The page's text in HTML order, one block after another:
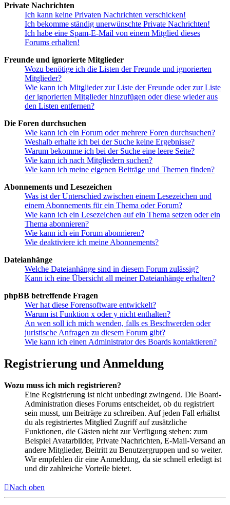
Private Nachrichten
Ich kann keine Privaten Nachrichten verschicken!
Ich bekomme ständig unerwünschte Private Nachrichten!
Ich habe eine Spam-E-Mail von einem Mitglied dieses
Forums erhalten!
Freunde und ignorierte Mitglieder
Wozu benötige ich die Listen der Freunde und ignorierten
Mitglieder?
Wie kann ich Mitglieder zur Liste der Freunde oder zur Liste
der ignorierten Mitglieder hinzufügen oder diese wieder aus
den Listen entfernen?
Die Foren durchsuchen
Wie kann ich ein Forum oder mehrere Foren durchsuchen?
Weshalb erhalte ich bei der Suche keine Ergebnisse?
Warum bekomme ich bei der Suche eine leere Seite?
Wie kann ich nach Mitgliedern suchen?
Wie kann ich meine eigenen Beiträge und Themen finden?
Abonnements und Lesezeichen
Was ist der Unterschied zwischen einem Lesezeichen und
einem Abonnements für ein Thema oder Forum?
Wie kann ich ein Lesezeichen auf ein Thema setzen oder ein
Thema abonnieren?
Wie kann ich ein Forum abonnieren?
Wie deaktiviere ich meine Abonnements?
Dateianhänge
Welche Dateianhänge sind in diesem Forum zulässig?
Kann ich eine Übersicht all meiner Dateianhänge erhalten?
phpBB betreffende Fragen
Wer hat diese Forensoftware entwickelt?
Warum ist Funktion x oder y nicht enthalten?
An wen soll ich mich wenden, falls es Beschwerden oder
juristische Anfragen zu diesem Forum gibt?
Wie kann ich einen Administrator des Boards kontaktieren?
Registrierung und Anmeldung
Wozu muss ich mich registrieren?
Eine Registrierung ist nicht unbedingt zwingend. Die Board-
Administration dieses Forums entscheidet, ob du registriert
sein musst, um Beiträge zu schreiben. Auf jeden Fall erhältst
du als registriertes Mitglied Zugriff auf zusätzliche
Funktionen, die Gästen nicht zur Verfügung stehen: zum
Beispiel Avatarbilder, Private Nachrichten, E-Mail-Versand an
andere Mitglieder, Beitritt zu Benutzergruppen und so weiter.
Wir empfehlen dir eine Anmeldung, da sie schnell erledigt ist
und dir zahlreiche Vorteile bietet.
Nach oben